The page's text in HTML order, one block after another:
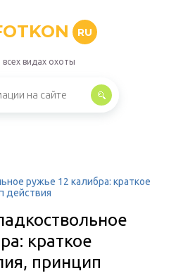
RU
видах охоты
ружье 12 калибра: краткое
действия
краткое
принцип